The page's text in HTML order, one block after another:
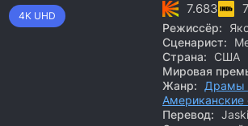
4K UHD 7.683
Режиссёр:
Сценарист:
Страна:
США
Мировая
Жанр:
Драмы
Американские
Перевод: